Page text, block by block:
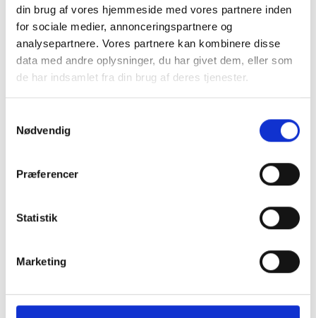
din brug af vores hjemmeside med vores partnere inden
for sociale medier, annonceringspartnere og
analysepartnere. Vores partnere kan kombinere disse
data med andre oplysninger, du har givet dem, eller som
de har indsamlet fra din brug af deres tjenester.
Nødvendig
Præferencer
Statistik
Marketing
Pakkes og sendes på emballagetype:Pakke
Naturprodukt – variationer forekommer
vejledende.
Klik her for Brugskunst oversigt